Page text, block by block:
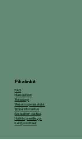
FAQ
Maksuehdot
Tietosuoja
Yleiset sopimusehdot
Ymparistovastuu
Sosiaalinen vastuu
Hallinto ja eettisyys
Kehityskohteet
Pikalinkit